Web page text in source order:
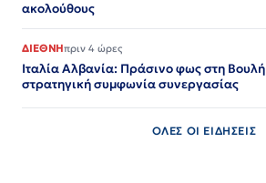
ακολούθους
ΔΙΕΘΝΗπριν 4 ώρες
Ιταλία Αλβανία: Πράσινο φως στη Βουλή
στρατηγική συμφωνία συνεργασίας
ΟΛΕΣ ΟΙ ΕΙΔΗΣΕΙΣ